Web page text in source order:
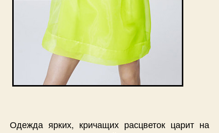
Одежда ярких, кричащих расцветок царит на